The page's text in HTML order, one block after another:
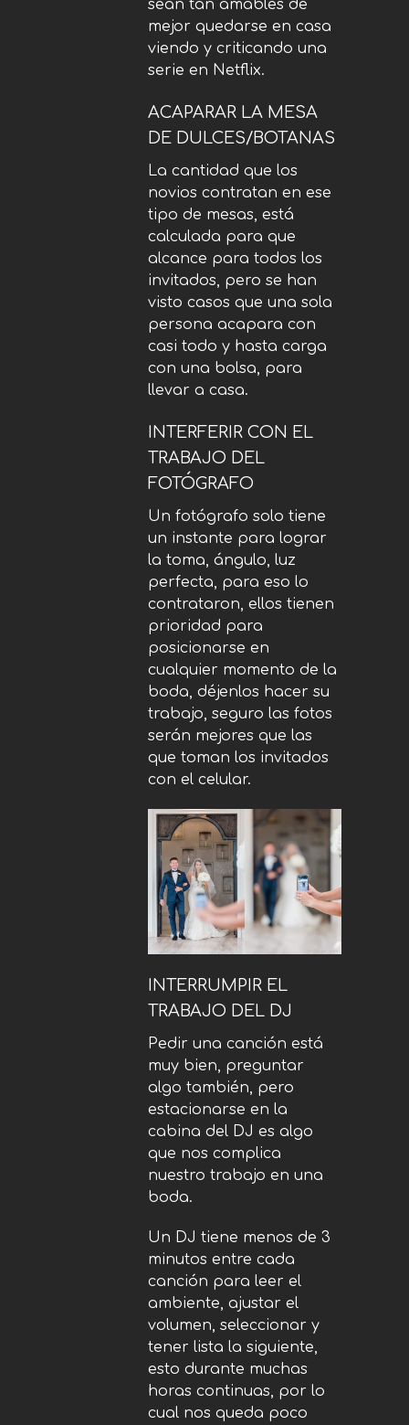
sean tan amables de
mejor quedarse en casa
viendo y criticando una
serie en Netflix.
ACAPARAR LA MESA
DE DULCES/BOTANAS
La cantidad que los
novios contratan en ese
tipo de mesas, está
calculada para que
alcance para todos los
invitados, pero se han
visto casos que una sola
persona acapara con
casi todo y hasta carga
con una bolsa, para
llevar a casa.
INTERFERIR CON EL
TRABAJO DEL
FOTÓGRAFO
Un fotógrafo solo tiene
un instante para lograr
la toma, ángulo, luz
perfecta, para eso lo
contrataron, ellos tienen
prioridad para
posicionarse en
cualquier momento de la
boda, déjenlos hacer su
trabajo, seguro las fotos
serán mejores que las
que toman los invitados
con el celular.
INTERRUMPIR EL
TRABAJO DEL DJ
Pedir una canción está
muy bien, preguntar
algo también, pero
estacionarse en la
cabina del DJ es algo
que nos complica
nuestro trabajo en una
boda.
Un DJ tiene menos de 3
minutos entre cada
canción para leer el
ambiente, ajustar el
volumen, seleccionar y
tener lista la siguiente,
esto durante muchas
horas continuas, por lo
cual nos queda poco